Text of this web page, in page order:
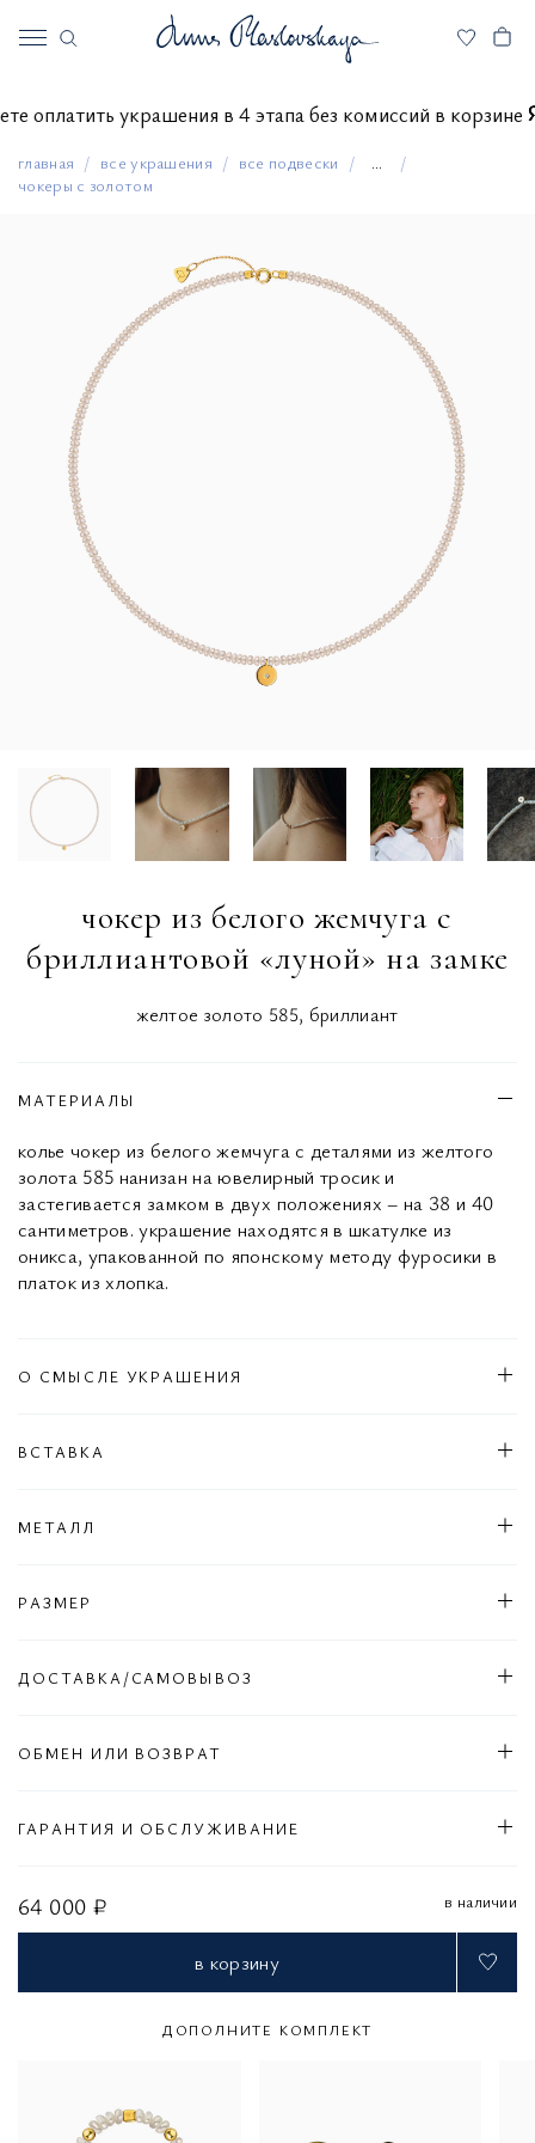
оплатить украшения в 4 этапа без комиссий в
главная все украшения все подвески
чокеры с золотом
чокер из белого жемчуга с
бриллиантовой «луной» на замке
желтое золото 585, бриллиант
64 000 ₽ в наличии
в корзину
МАТЕРИАЛЫ
колье чокер из белого жемчуга с деталями из желтого
золота 585 нанизан на ювелирный тросик и
застегивается замком в двух положениях – на 38 и 40
сантиметров. украшение находятся в шкатулке из
оникса, упакованной по японскому методу фуросики в
платок из хлопка.
О СМЫСЛЕ УКРАШЕНИЯ
ВСТАВКА
МЕТАЛЛ
РАЗМЕР
ДОСТАВКА/САМОВЫВОЗ
ОБМЕН ИЛИ ВОЗВРАТ
ГАРАНТИЯ И ОБСЛУЖИВАНИЕ
ДОПОЛНИТЕ КОМПЛЕКТ